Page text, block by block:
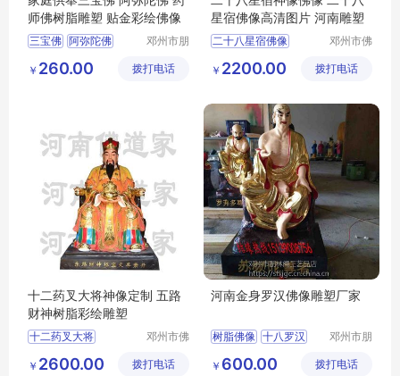
师佛树脂雕塑 贴金彩绘佛像
三宝佛 阿弥陀佛
邓州市朋
品店
￥ 260.00 拨打电话
星宿佛像高清图片 河南雕塑
二十八星宿佛像
河南雕塑
邓州市佛
厂
￥ 2200.00 拨打电话
十二药叉大将神像定制 五路
财神树脂彩绘雕塑
十二药叉大将
河南佛道家
邓州市佛
厂
￥ 2600.00 拨打电话
河南金身罗汉佛像雕塑厂家
树脂佛像 十八罗汉
邓州市朋
品店
￥ 600.00 拨打电话